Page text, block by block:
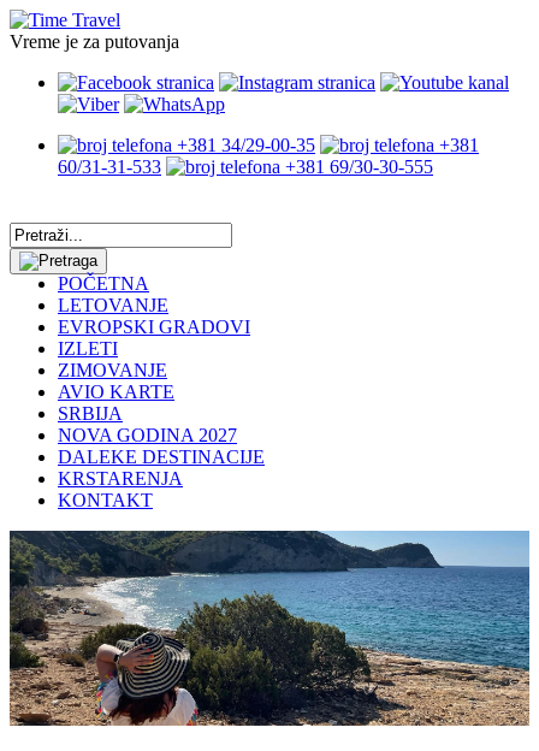
Vreme je za putovanja
+381 34/29-00-35
+381
60/31-31-533
+381 69/30-30-555
POČETNA
LETOVANJE
EVROPSKI GRADOVI
IZLETI
ZIMOVANJE
AVIO KARTE
SRBIJA
NOVA GODINA 2027
DALEKE DESTINACIJE
KRSTARENJA
KONTAKT